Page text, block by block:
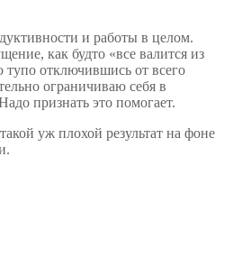
и работы в целом.
как будто «все валится из
тупо отключившись от всего
ограничиваю себя в
признать это помогает.
уж плохой результат на фоне